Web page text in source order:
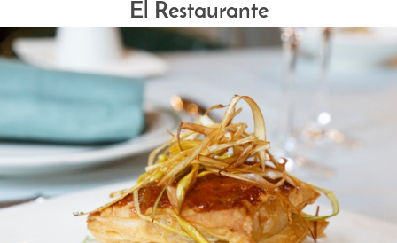
El Restaurante